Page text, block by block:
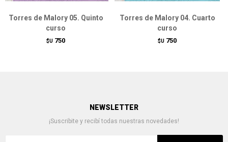
Torres de Malory 05. Quinto
curso
$U 750
Torres de Malory 04. Cuarto
curso
$U 750
NEWSLETTER
¡Suscribite y recibí todas nuestras novedades!